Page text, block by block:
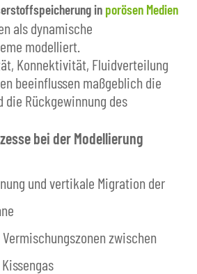
in porösen Medien
als dynamische
modelliert.
Konnektivität, Fluidverteilung
beeinflussen maßgeblich die
die Rückgewinnung des
bei der Modellierung
und vertikale Migration der
zwischen